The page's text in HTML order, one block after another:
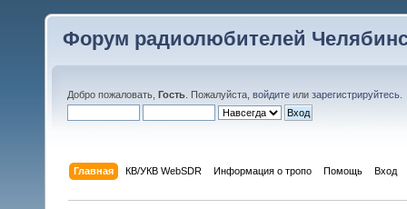
Форум радиолюбителей
Добро пожаловать, Гость . Пожалуйста, войдите или зарегистрируйтесь
Главная КВ/УКВ WebSDR Информация о тропо Помощь Вход